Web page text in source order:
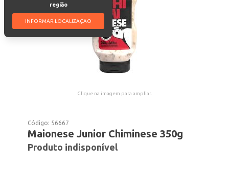
região
INFORMAR LOCALIZAÇÃO
Clique na imagem para ampliar.
Código: 56667
Maionese Junior Chiminese 350g
Produto indisponível